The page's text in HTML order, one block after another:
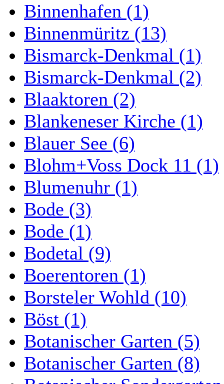
Binnenhafen (1)
Binnenmüritz (13)
Bismarck-Denkmal (1)
Bismarck-Denkmal (2)
Blaaktoren (2)
Blankeneser Kirche (1)
Blauer See (6)
Blohm+Voss Dock 11 (1)
Blumenuhr (1)
Bode (3)
Bode (1)
Bodetal (9)
Boerentoren (1)
Borsteler Wohld (10)
Böst (1)
Botanischer Garten (5)
Botanischer Garten (8)